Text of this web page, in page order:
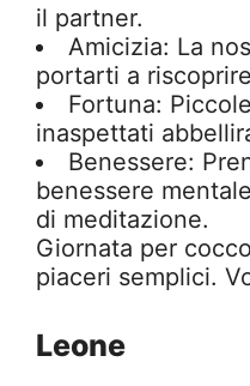
il partner.
Amicizia: La
portarti a
Fortuna:
inaspettati
Benessere:
benessere
di meditazione.
Giornata per
piaceri semplici.
Leone